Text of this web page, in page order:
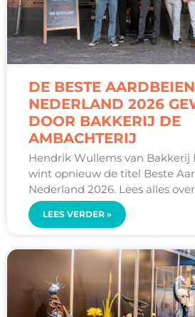
DE BESTE
NEDERLAND 2026
DOOR BAKKERIJ DE
AMBACHTERIJ
Hendrik Wullems van Bakkerij
wint opnieuw de titel Beste
Nederland 2026. Lees alles
LEES VERDER »